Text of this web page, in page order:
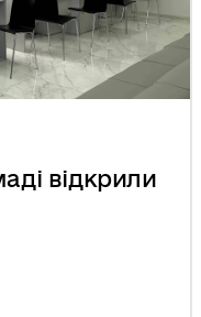
відкрили